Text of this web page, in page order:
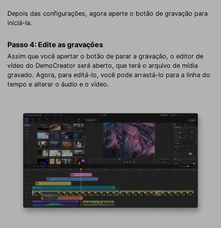
Depois das configurações, agora aperte o botão de gravação para
iniciá-la.
Passo 4: Edite as gravações
Assim que você apertar o botão de parar a gravação, o editor de
vídeo do DemoCreator será aberto, que terá o arquivo de mídia
gravado. Agora, para editá-lo, você pode arrastá-lo para a linha do
tempo e alterar o áudio e o vídeo.